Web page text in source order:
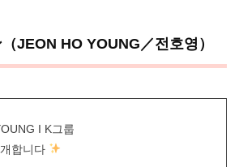
JEON HO YOUNG／전호영）
I K그룹
합니다